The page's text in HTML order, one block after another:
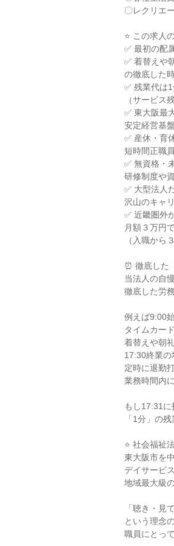
〇レクリエ
⭐ この求人
✅ 最初の配
✅ 着替えや
の徹底した
✅ 残業代は
（サービス
✅ 東大阪最
安定経営基盤
✅ 産休・育
短時間正職
✅ 無資格・
研修制度や
✅ 大型法人
沢山のキャ
✅ 近畿圏外
月額３万円
（入職から
⏰ 徹底した
当法人の自
徹底した労
例えば9:00
タイムカー
着替えや朝
17:30終業の
定時に退勤
業務時間内
もし17:31に
「1分」の
⭐ 社会福祉
東大阪市を
デイサービ
地域最大級
「聴き・見
という理念
職員にとっ